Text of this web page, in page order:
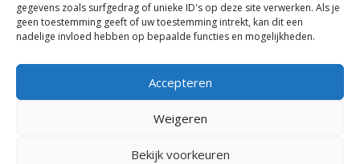
gegevens zoals surfgedrag of unieke ID's op deze site verwerken. Als je
geen toestemming geeft of uw toestemming intrekt, kan dit een
nadelige invloed hebben op bepaalde functies en mogelijkheden.
Accepteren
Weigeren
Bekijk voorkeuren
2e Valthermond
Alle steden